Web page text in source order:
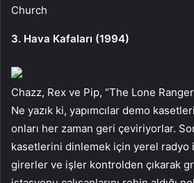
Church
3. Hava Kafaları (1994)
Chazz, Rex ve Pip, “The Lone
Ne yazık ki, yapımcılar demo
onları her zaman geri çeviriyorlar.
kasetlerini dinlemek için yerel radyo
girerler ve işler kontrolden çıkarak